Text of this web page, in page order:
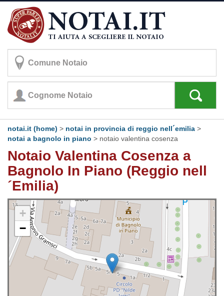
notai.it (home) > notai in provincia di reggio nell´emilia >
notai a bagnolo in piano > notaio valentina cosenza
Notaio Valentina Cosenza a
Bagnolo In Piano (Reggio nell
´Emilia)
+
−